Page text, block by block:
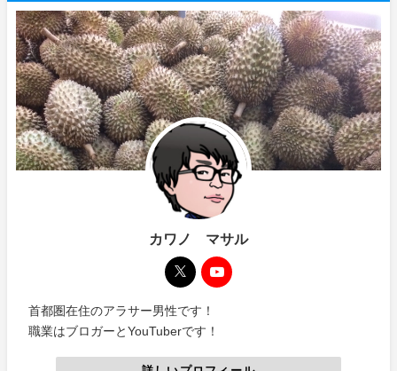
カワノ マサル
首都圏在住のアラサー男性です！
職業はブロガーとYouTuberです！